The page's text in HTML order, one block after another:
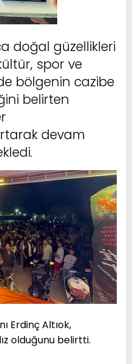
doğal güzellikleri
spor ve
bölgenin cazibe
belirten
devam
Erdinç Altıok,
olduğunu belirtti.